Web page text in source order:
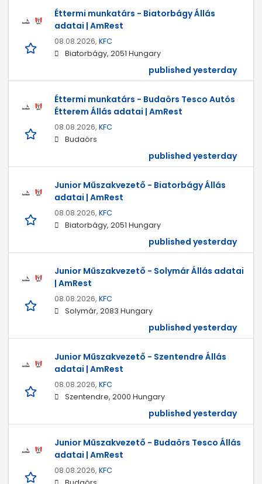
Éttermi munkatárs - Biatorbágy Állás
adatai | AmRest
08.08.2026, KFC
Biatorbágy, 2051 Hungary
published yesterday
Éttermi munkatárs - Budaörs Tesco Autós
Étterem Állás adatai | AmRest
08.08.2026, KFC
Budaörs
published yesterday
Junior Műszakvezető - Biatorbágy Állás
adatai | AmRest
08.08.2026, KFC
Biatorbágy, 2051 Hungary
published yesterday
Junior Műszakvezető - Solymár Állás adatai
| AmRest
08.08.2026, KFC
Solymár, 2083 Hungary
published yesterday
Junior Műszakvezető - Szentendre Állás
adatai | AmRest
08.08.2026, KFC
Szentendre, 2000 Hungary
published yesterday
Junior Műszakvezető - Budaörs Tesco Állás
adatai | AmRest
08.08.2026, KFC